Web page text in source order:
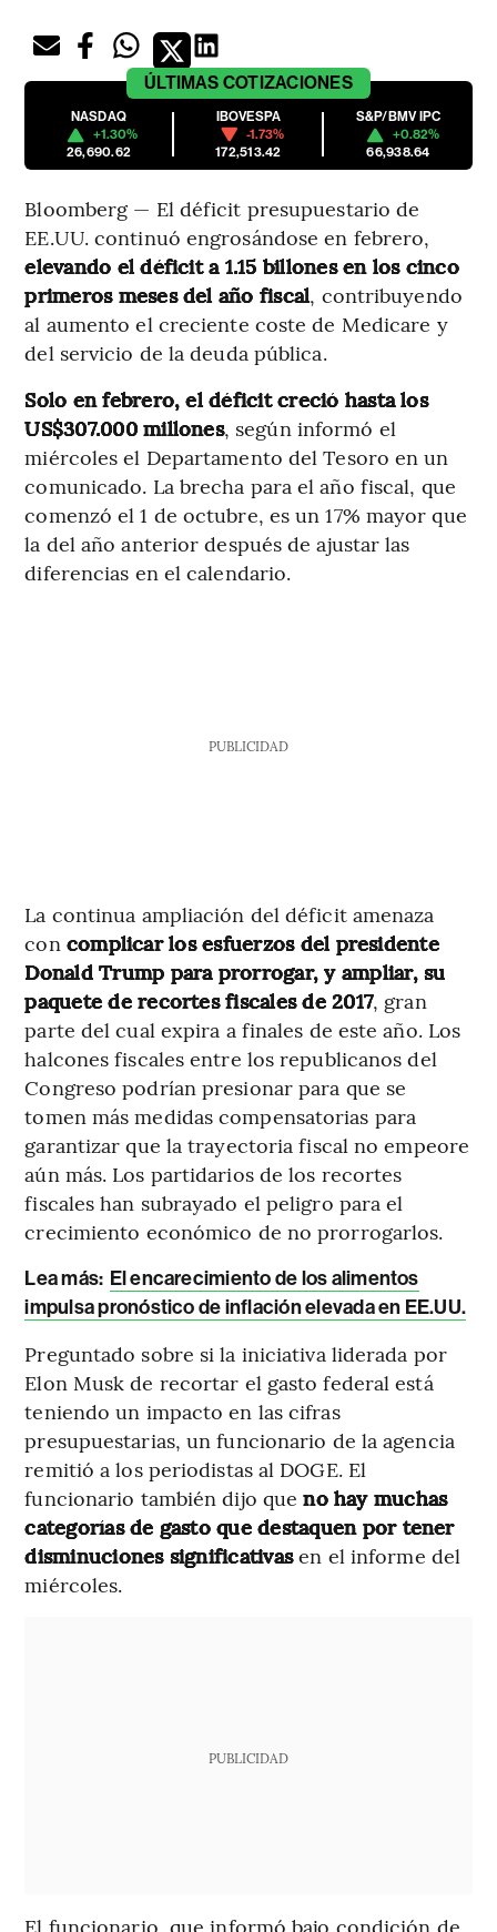
ÚLTIMAS COTIZACIONES
NASDAQ
+1.30%
26,690.62
IBOVESPA
-1.73%
172,513.42
S&P/BMV IPC
+0.82%
66,938.64
Bloomberg — El déficit presupuestario de
EE.UU. continuó engrosándose en febrero,
elevando el déficit a 1.15 billones en los cinco
primeros meses del año fiscal, contribuyendo
al aumento el creciente coste de Medicare y
del servicio de la deuda pública.
Solo en febrero, el déficit creció hasta los
US$307.000 millones, según informó el
miércoles el Departamento del Tesoro en un
comunicado. La brecha para el año fiscal, que
comenzó el 1 de octubre, es un 17% mayor que
la del año anterior después de ajustar las
diferencias en el calendario.
PUBLICIDAD
La continua ampliación del déficit amenaza
con complicar los esfuerzos del presidente
Donald Trump para prorrogar, y ampliar, su
paquete de recortes fiscales de 2017, gran
parte del cual expira a finales de este año. Los
halcones fiscales entre los republicanos del
Congreso podrían presionar para que se
tomen más medidas compensatorias para
garantizar que la trayectoria fiscal no empeore
aún más. Los partidarios de los recortes
fiscales han subrayado el peligro para el
crecimiento económico de no prorrogarlos.
Lea más: El encarecimiento de los alimentos
impulsa pronóstico de inflación elevada en EE.UU.
Preguntado sobre si la iniciativa liderada por
Elon Musk de recortar el gasto federal está
teniendo un impacto en las cifras
presupuestarias, un funcionario de la agencia
remitió a los periodistas al DOGE. El
funcionario también dijo queno hay muchas
categorías de gasto que destaquen por tener
disminuciones significativasen el informe del
miércoles.
PUBLICIDAD
El funcionario, que informó bajo condición de